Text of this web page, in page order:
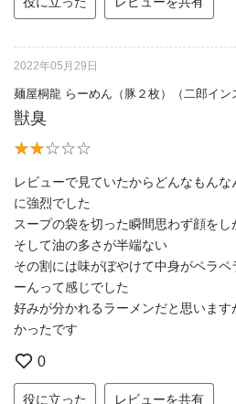
2022年05月29日
麺屋桐龍 らーめん（豚２枚）（二郎イン
獣臭
レビューで見ていたからどんなもん
に強烈でした
スープの袋を切った瞬間思わず顔を
そして油の多さが半端ない
その割には味がぼやけて中身がペラ
ーんって感じでした
好みが分かれるラーメンだと思いま
かったです
0
役に立った レビューを共有